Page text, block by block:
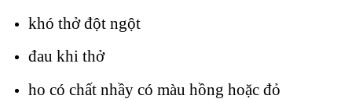
khó thở đột ngột
đau khi thở
ho có chất nhầy có màu hồng hoặc đỏ